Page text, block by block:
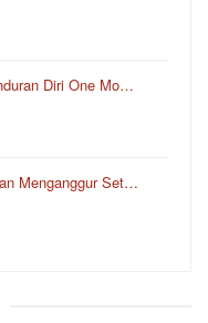
Diri One Mo…
Menganggur Set…